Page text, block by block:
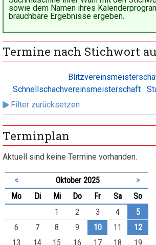
sowie dem Namen ihres
brauchbare Ergebnisse ergeben.
Termine nach Stichwort
Schnellschachvereinsmeisterschaft
Filter zurücksetzen
Terminplan
Aktuell sind keine Termine vorhanden.
< Oktober 2025
>
Montag Dienstag
Mittwoch
Donnerstag
FreitagSamstag
Sonntag
1
2 3 4
5
6
7 8 9 10 11
12
13
14 15 16 17 18 19